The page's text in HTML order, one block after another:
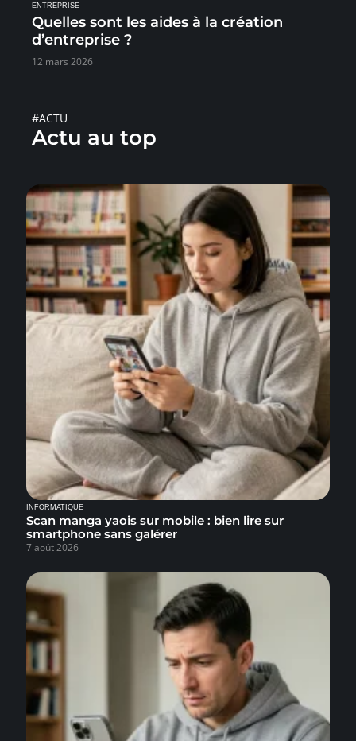
ENTREPRISE
Quelles sont les aides à la création
d’entreprise ?
12 mars 2026
#ACTU
Actu au top
INFORMATIQUE
Scan manga yaois sur mobile : bien lire sur
smartphone sans galérer
7 août 2026